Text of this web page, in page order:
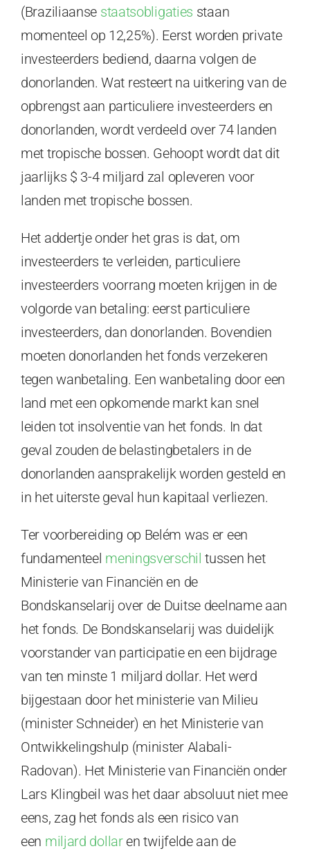
(Braziliaanse staatsobligaties staan
momenteel op 12,25%). Eerst worden private
investeerders bediend, daarna volgen de
donorlanden. Wat resteert na uitkering van de
opbrengst aan particuliere investeerders en
donorlanden, wordt verdeeld over 74 landen
met tropische bossen. Gehoopt wordt dat dit
jaarlijks $ 3-4 miljard zal opleveren voor
landen met tropische bossen.
Het addertje onder het gras is dat, om
investeerders te verleiden, particuliere
investeerders voorrang moeten krijgen in de
volgorde van betaling: eerst particuliere
investeerders, dan donorlanden. Bovendien
moeten donorlanden het fonds verzekeren
tegen wanbetaling. Een wanbetaling door een
land met een opkomende markt kan snel
leiden tot insolventie van het fonds. In dat
geval zouden de belastingbetalers in de
donorlanden aansprakelijk worden gesteld en
in het uiterste geval hun kapitaal verliezen.
Ter voorbereiding op Belém was er een
fundamenteel meningsverschil tussen het
Ministerie van Financiën en de
Bondskanselarij over de Duitse deelname aan
het fonds. De Bondskanselarij was duidelijk
voorstander van participatie en een bijdrage
van ten minste 1 miljard dollar. Het werd
bijgestaan door het ministerie van Milieu
(minister Schneider) en het Ministerie van
Ontwikkelingshulp (minister Alabali-
Radovan). Het Ministerie van Financiën onder
Lars Klingbeil was het daar absoluut niet mee
eens, zag het fonds als een risico van
een miljard dollaren twijfelde aan de